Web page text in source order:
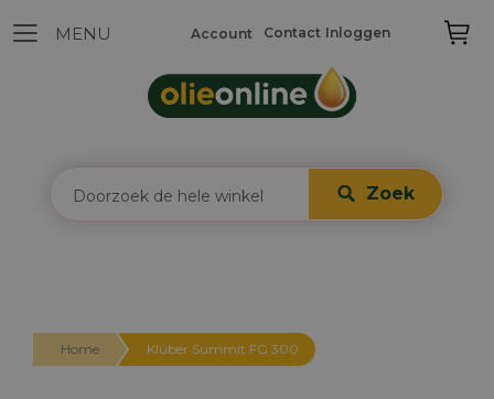
Zoek
Contact Inloggen
Account
Home Klüber Summit FG 300